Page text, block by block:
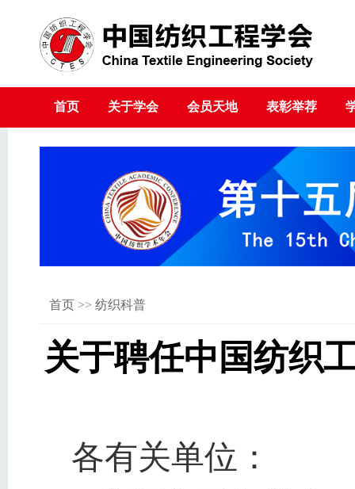
首页 关于学会 会员天地 表彰举荐
首页 >> 纺织科普
关于聘任中国纺织
各有关单位：